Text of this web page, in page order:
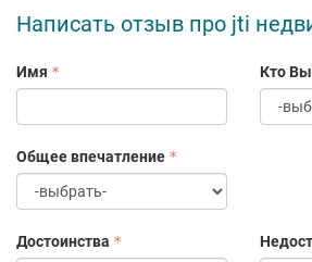
Написать отзыв про jti
Имя Кто Вы
Общее впечатление
Достоинства